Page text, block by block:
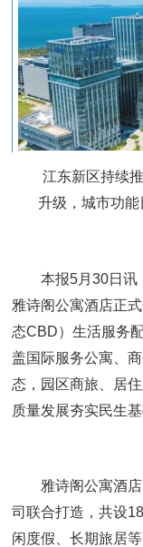
江东新区持续
升级，城市功
本报5月30日讯
雅诗阁公寓酒店正
态CBD）生活服务
盖国际服务公寓、
态，园区商旅、居
质量发展夯实民生
雅诗阁公寓酒
司联合打造，共设
闲度假、长期旅居等